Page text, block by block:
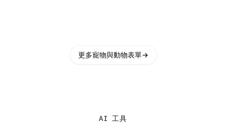
更多寵物與動物表單→
AI 工具